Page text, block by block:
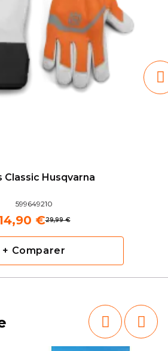
Classic Husqvarna
599649210
29,99 €
€
+ Comparer